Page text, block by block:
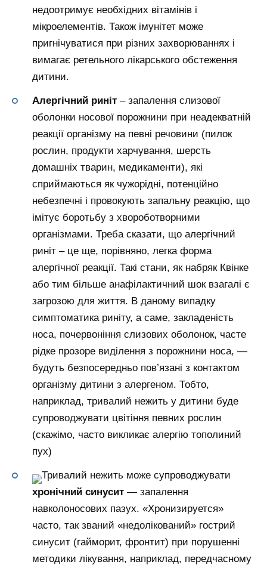
недоотримує необхідних вітамінів і
мікроелементів. Також імунітет може
пригнічуватися при різних захворюваннях і
вимагає ретельного лікарського обстеження
дитини.
Алергічний риніт – запалення слизової
оболонки носової порожнини при неадекватній
реакції організму на певні речовини (пилок
рослин, продукти харчування, шерсть
домашніх тварин, медикаменти), які
сприймаються як чужорідні, потенційно
небезпечні і провокують запальну реакцію, що
імітує боротьбу з хвороботворними
організмами. Треба сказати, що алергічний
риніт – це ще, порівняно, легка форма
алергічної реакції. Такі стани, як набряк Квінке
або тим більше анафілактичний шок взагалі є
загрозою для життя. В даному випадку
симптоматика риніту, а саме, закладеність
носа, почервоніння слизових оболонок, часте
рідке прозоре виділення з порожнини носа, —
будуть безпосередньо пов’язані з контактом
організму дитини з алергеном. Тобто,
наприклад, тривалий нежить у дитини буде
супроводжувати цвітіння певних рослин
(скажімо, часто викликає алергію тополиний
пух)
Тривалий нежить може супроводжувати
хронічний синусит — запалення
навколоносових пазух. «Хронизируется»
часто, так званий «недолікований» гострий
синусит (гайморит, фронтит) при порушенні
методики лікування, наприклад, передчасному